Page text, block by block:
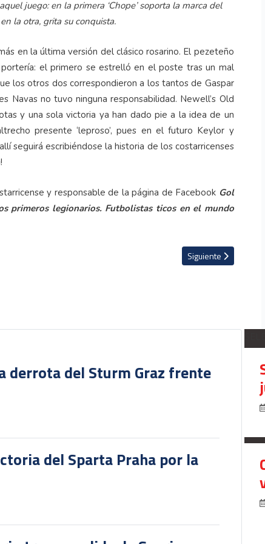
juego: en la primera ‘Chope’ soporta la marca del
la otra, grita su conquista.
en la última versión del clásico rosarino. El pezeteño
el primero se estrelló en el poste tras un mal
los otros dos correspondieron a los tantos de Gaspar
Navas no tuvo ninguna responsabilidad. Newell’s Old
y una sola victoria ya han dado pie a la idea de un
presente ‘leproso’, pues en el futuro Keylor y
seguirá escribiéndose la historia de los costarricenses
y responsable de la página de Facebook Gol
primeros legionarios. Futbolistas ticos en el mundo
que vivió en Guatemala Artículo siguiente:
Siguiente
derrota del Sturm Graz frente
del Sparta Praha por la